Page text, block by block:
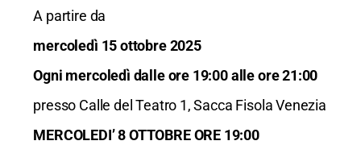
A partire da
mercoledì 15 ottobre 2025
Ogni mercoledì dalle ore 19:00 alle ore 21:00
presso Calle del Teatro 1, Sacca Fisola Venezia
MERCOLEDI’ 8 OTTOBRE ORE 19:00